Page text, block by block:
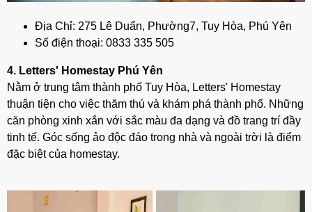
Địa Chỉ: 275 Lê Duẩn, Phường7, Tuy Hòa, Phú Yên
Số điện thoại: 0833 335 505
4. Letters' Homestay Phú Yên
Nằm ở trung tâm thành phố Tuy Hòa, Letters' Homestay
thuận tiện cho việc thăm thú và khám phá thành phố. Những
căn phòng xinh xắn với sắc màu đa dạng và đồ trang trí đầy
tinh tế. Góc sống ảo độc đáo trong nhà và ngoài trời là điểm
đặc biệt của homestay.